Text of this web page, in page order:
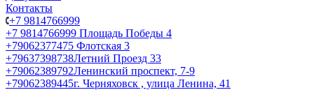
Контакты
+7 9814766999
+7 9814766999 Площадь Победы 4
+79062377475 Флотская 3
+79637398738Летний Проезд 33
+79062389792Ленинский проспект, 7-9
+79062389445г. Черняховск , улица Ленина, 41